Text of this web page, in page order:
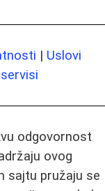
| Uslovi
odgovornost
ovog
sajtu pružaju se